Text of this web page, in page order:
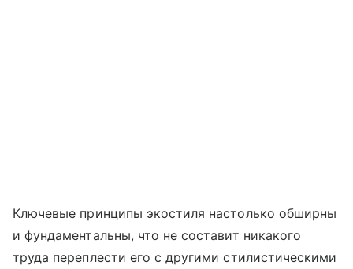
Ключевые принципы экостиля настолько обширны
и фундаментальны, что не составит никакого
труда переплести его с другими стилистическими